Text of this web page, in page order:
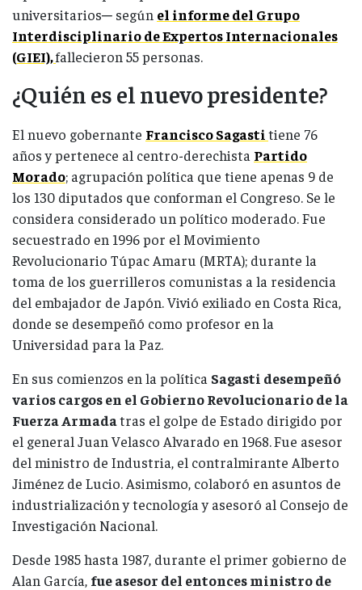
universitarios─ según el informe del Grupo
Interdisciplinario de Expertos Internacionales
(GIEI),fallecieron 55 personas.
¿Quién es el nuevo presidente?
El nuevo gobernante Francisco Sagasti tiene 76
años y pertenece al centro-derechista Partido
Morado; agrupación política que tiene apenas 9 de
los 130 diputados que conforman el Congreso. Se le
considera considerado un político moderado. Fue
secuestrado en 1996 por el Movimiento
Revolucionario Túpac Amaru (MRTA); durante la
toma de los guerrilleros comunistas a la residencia
del embajador de Japón. Vivió exiliado en Costa Rica,
donde se desempeñó como profesor en la
Universidad para la Paz.
En sus comienzos en la política Sagasti desempeñó
varios cargos en el Gobierno Revolucionario de la
Fuerza Armadatras el golpe de Estado dirigido por
el general Juan Velasco Alvarado en 1968.Fue asesor
del ministro de Industria, el contralmirante Alberto
Jiménez de Lucio. Asimismo, colaboró en asuntos de
industrialización y tecnología y asesoró al Consejo de
Investigación Nacional.
Desde 1985 hasta 1987, durante el primer gobierno de
Alan García, fue asesor del entonces ministro de